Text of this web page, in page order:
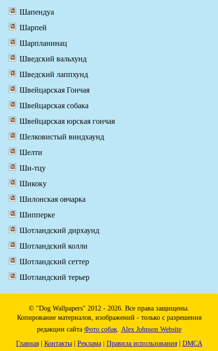
Шапендуа
Шарпей
Шарпланинац
Шведский вальхунд
Шведский лаппхунд
Швейцарская Гончая
Швейцарская собака
Швейцарская юрская гончая
Шелковистый виндхаунд
Шелти
Ши-тцу
Шикоку
Шилонская овчарка
Шипперке
Шотландский дирхаунд
Шотландский колли
Шотландский сеттер
Шотландский терьер
© "Dog Wallpapers" 2012 - 2026. Все права защищены.
Копирование материалов, изображений - только с разрешения
редакции сайта Фото собак. Alex Johnson Website
Главная| Контакты| Реклама| Правила использования| DMCA